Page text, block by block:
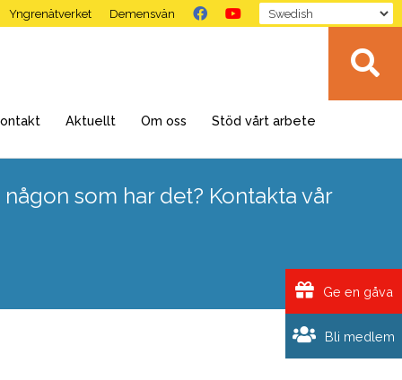
Yngrenätverket Demensvän
Aktuellt Om oss Stöd vårt arbete
som har det? Kontakta vår
Bli medlem
Ge en gåva